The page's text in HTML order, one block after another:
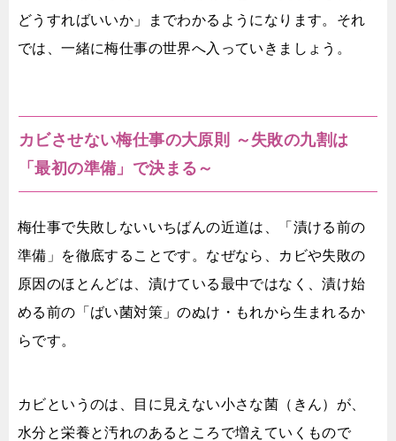
どうすればいいか」までわかるようになります。それ
では、一緒に梅仕事の世界へ入っていきましょう。
カビさせない梅仕事の大原則 ～失敗の九割は
「最初の準備」で決まる～
梅仕事で失敗しないいちばんの近道は、「漬ける前の
準備」を徹底することです。なぜなら、カビや失敗の
原因のほとんどは、漬けている最中ではなく、漬け始
める前の「ばい菌対策」のぬけ・もれから生まれるか
らです。
カビというのは、目に見えない小さな菌（きん）が、
水分と栄養と汚れのあるところで増えていくもので